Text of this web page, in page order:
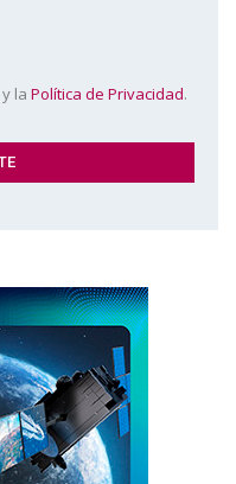
y la Política de Privacidad.